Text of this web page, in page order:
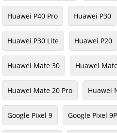
Huawei P40 Pro Huawei P30
Huawei P30 Lite Huawei P20
Huawei Mate 30 Huawei
Huawei Mate 20 Pro Huawei
Google Pixel 9 Google Pixel